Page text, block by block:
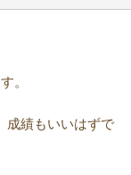
。
成績もいいはずで